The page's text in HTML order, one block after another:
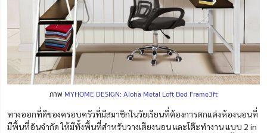
ภาพ MYHOME DESIGN: Aloha Metal Loft Bed Frame3ft
ทางออกที่ดีของครอบครัวที่มีสมาชิกในวัยเรียนที่ต้องการตกแต่งห้องนอนที่
มีพื้นที่อันจำกัด ให้มีทั้งพื้นที่สำหรับวางเตียงนอน และโต๊ะทำงาน แบบ 2 in